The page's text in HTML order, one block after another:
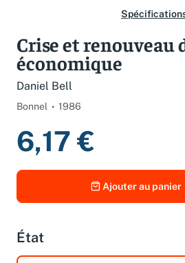
Crise et renouveau
économique
Daniel Bell
Bonnel 1986
6,17 €
Ajouter au panier
État